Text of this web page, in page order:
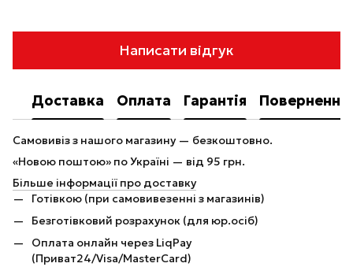
Написати відгук
Доставка Оплата Гарантія Повернення
Самовивіз з нашого магазину — безкоштовно.
«Новою поштою» по Україні — від 95 грн.
Більше інформації про доставку
Готівкою (при самовивезенні з магазинів)
Безготівковий розрахунок (для юр.осіб)
Оплата онлайн через LiqPay
(Приват24/Visa/MasterCard)